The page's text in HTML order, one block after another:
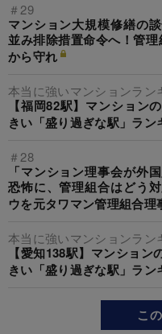
＃29
マンション大規模修繕の
並み排除措置命令へ！管
から守れ
本当に強いマンションラン
【福岡82駅】マンション
きい「盛り過ぎな駅」ラン
＃28
「マンション理事会が外
恐怖に、管理組合はどう
ウを元タワマン管理組合理
本当に強いマンションラン
【愛知138駅】マンショ
きい「盛り過ぎな駅」ラン
こ